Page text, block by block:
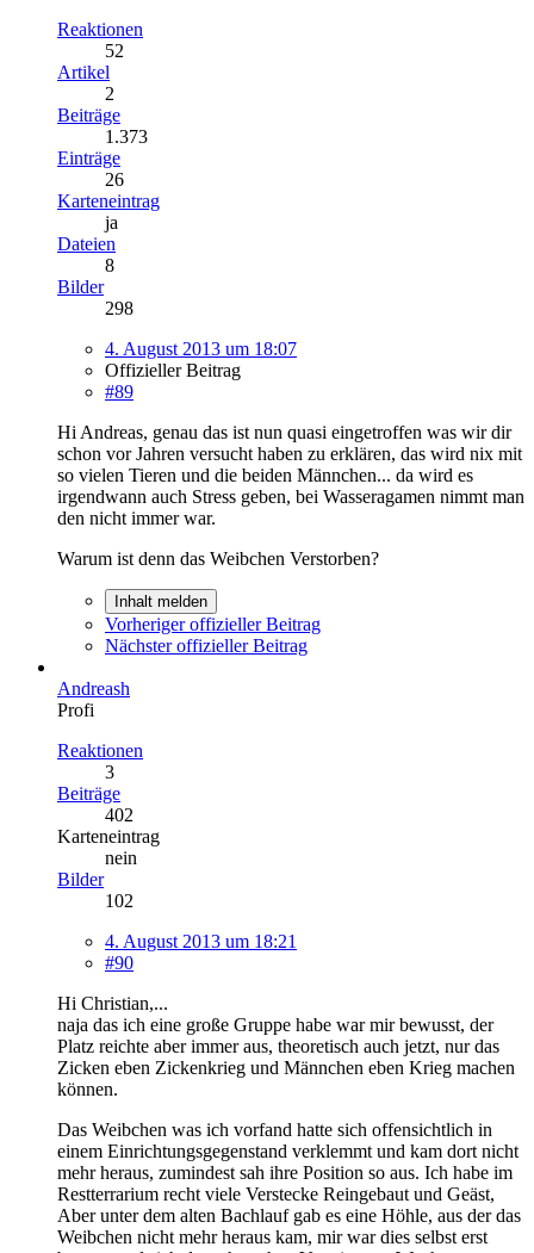
Reaktionen
52
Artikel
2
Beiträge
1.373
Einträge
26
Karteneintrag
ja
Dateien
8
Bilder
298
4. August 2013 um 18:07
Offizieller Beitrag
#89
Hi Andreas, genau das ist nun quasi eingetroffen was wir dir
schon vor Jahren versucht haben zu erklären, das wird nix mit
so vielen Tieren und die beiden Männchen... da wird es
irgendwann auch Stress geben, bei Wasseragamen nimmt man
den nicht immer war.
Warum ist denn das Weibchen Verstorben?
Inhalt melden
Vorheriger offizieller Beitrag
Nächster offizieller Beitrag
Andreash
Profi
Reaktionen
3
Beiträge
402
Karteneintrag
nein
Bilder
102
4. August 2013 um 18:21
#90
Hi Christian,...
naja das ich eine große Gruppe habe war mir bewusst, der
Platz reichte aber immer aus, theoretisch auch jetzt, nur das
Zicken eben Zickenkrieg und Männchen eben Krieg machen
können.
Das Weibchen was ich vorfand hatte sich offensichtlich in
einem Einrichtungsgegenstand verklemmt und kam dort nicht
mehr heraus, zumindest sah ihre Position so aus. Ich habe im
Restterrarium recht viele Verstecke Reingebaut und Geäst,
Aber unter dem alten Bachlauf gab es eine Höhle, aus der das
Weibchen nicht mehr heraus kam, mir war dies selbst erst